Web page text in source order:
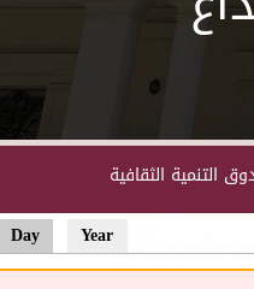
التنمية الثقافية
Day(active tab)
Year